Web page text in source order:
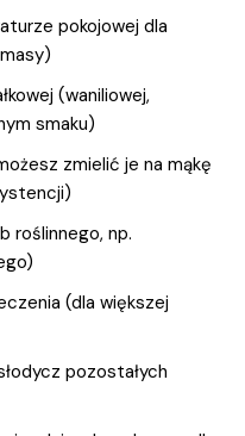
pokojowej dla
(waniliowej,
smaku)
zmielić je na mąkę
roślinnego, np.
(dla większej
pozostałych